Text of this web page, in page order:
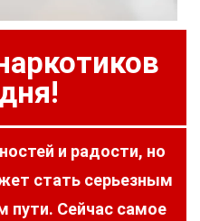
и радости, но
стать серьезным
пути. Сейчас самое